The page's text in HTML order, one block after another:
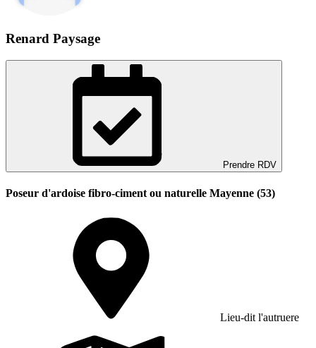
Renard Paysage
Prendre RDV
Poseur d'ardoise fibro-ciment ou naturelle Mayenne (53)
Lieu-dit l'autruere